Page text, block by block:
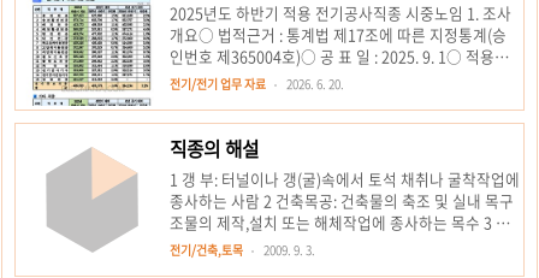
공638,460637,4530.2%627,9601.7%2송전활선전공
675,173673,7140.2%662,7091.9%3배전전공
414,968413,1730.4%408,5591.6%4배전활선전공
562,439560,8370.3%557,8810.8..
2025년도 하반기 적용 전기공사직종 시중노임 1. 조사
개요○ 법적근거 : 통계법 제17조에 따른 지정통계(승
인번호 제365004호)○ 공 표 일 : 2025. 9. 1○ 적용기
간 : 2025. 9. 1 ～ 2026년 상반기 적용 시중노임 발표
전까지○ 조사범위 : 전국 2,000개 건설현장○ 조사직
종 : 건설관련 132개 직종 2. 전기공사 주요직종 노임 순
번직 종 명2025년하반기 적용전반기 대비전년 동기 대
비2025년 상반기증감률2024년 하반기증감률1송전전
공637,453627,9601.5%621,6302.5%2송전활선전공
673,714662,7091.7%652,7573.2%3배전전공
413,173408,5591.1%402,995 2.5%4배전활선전공
560,837557,8810.5%537,271 4...
전기/전기 업무 자료 2026. 6. 20.
직종의 해설
1 갱 부: 터널이나 갱(굴)속에서 토석 채취나 굴착작업에
종사하는 사람 2 건축목공: 건축물의 축조 및 실내 목구
조물의 제작,설치 또는 해체작업에 종사하는 목수 3 형
틀목공: 콘크리트타설을 위하여 형틀 및 동바리를 제작,
조립 및 해체작업을 하는 목수 4 창호목공: 건물에서 목
전기/건축,토목 2009. 9. 3.